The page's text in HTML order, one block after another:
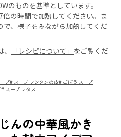
のものを基準としています。
の時間で加熱してください。ま
で、様子をみながら加熱してくだ
「レシピについて」 をご覧くだ
プ# スープ ワンタンの皮# ごぼう スープ
# スープ レタス
んの中華風かき